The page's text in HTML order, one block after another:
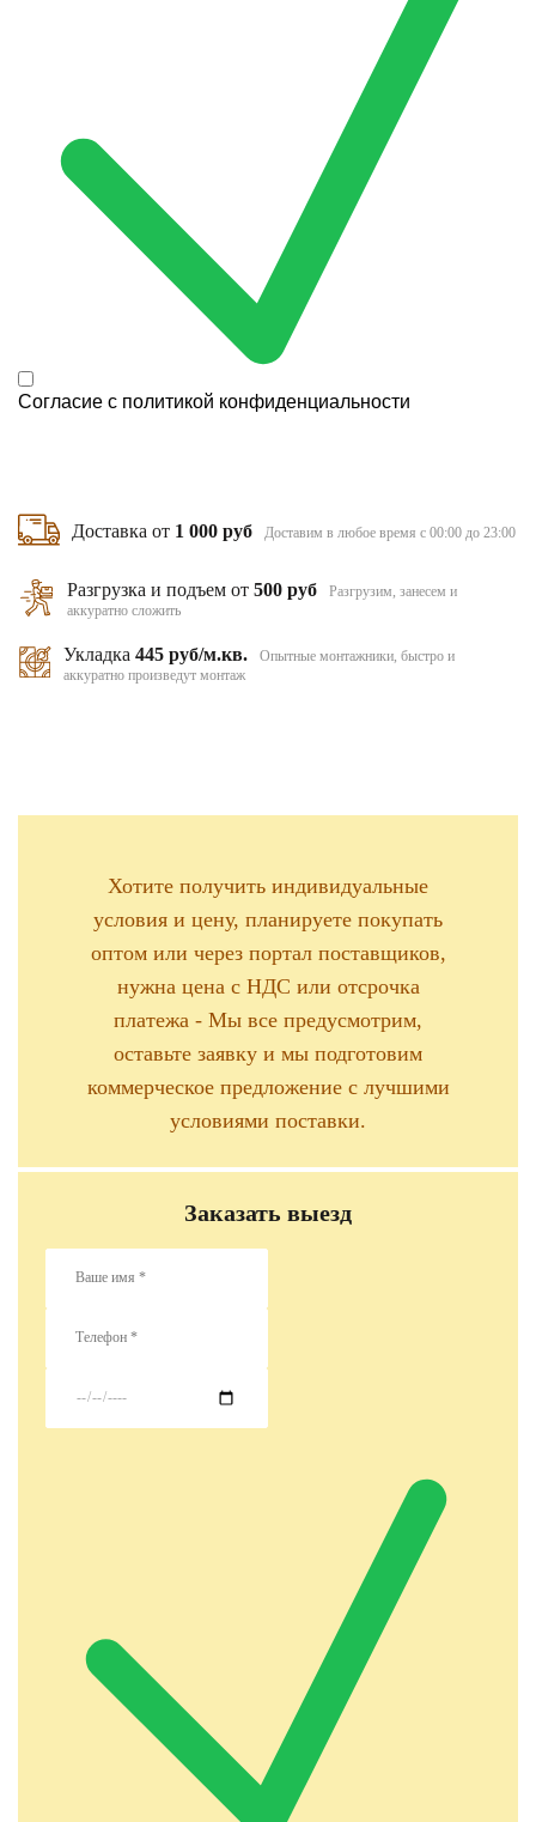
Согласие с политикой конфиденциальности
Доставка от 1 000 руб Доставим в любое время с 00:00 до 23:00
Разгрузка и подъем от500 руб
Разгрузим, занесем и
аккуратно сложить
Укладка 445 руб/м.кв.
Опытные монтажники, быстро и
аккуратно произведут монтаж
Хотите получить индивидуальные
условия и цену, планируете покупать
оптом или через портал поставщиков,
нужна цена с НДС или отсрочка
платежа - Мы все предусмотрим,
оставьте заявку и мы подготовим
коммерческое предложение с лучшими
условиями поставки.
Заказать выезд